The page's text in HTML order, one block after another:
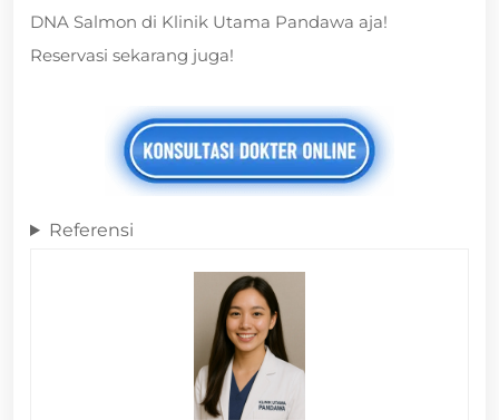
DNA Salmon di Klinik Utama Pandawa aja!
Reservasi sekarang juga!
Referensi